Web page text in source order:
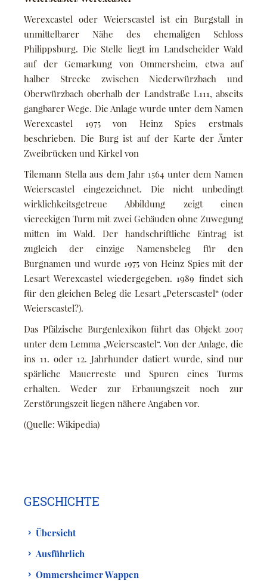
Werexcastel oder Weierscastel ist ein Burgstall in
unmittelbarer Nähe des ehemaligen Schloss
Philippsburg. Die Stelle liegt im Landscheider Wald
auf der Gemarkung von Ommersheim, etwa auf
halber Strecke zwischen Niederwürzbach und
Oberwürzbach oberhalb der Landstraße L111, abseits
gangbarer Wege. Die Anlage wurde unter dem Namen
Werexcastel 1975 von Heinz Spies erstmals
beschrieben. Die Burg ist auf der Karte der Ämter
Zweibrücken und Kirkel von
Tilemann Stella aus dem Jahr 1564 unter dem Namen
Weierscastel eingezeichnet. Die nicht unbedingt
wirklichkeitsgetreue Abbildung zeigt einen
viereckigen Turm mit zwei Gebäuden ohne Zuwegung
mitten im Wald. Der handschriftliche Eintrag ist
zugleich der einzige Namensbeleg für den
Burgnamen und wurde 1975 von Heinz Spies mit der
Lesart Werexcastel wiedergegeben. 1989 findet sich
für den gleichen Beleg die Lesart „Peterscastel“ (oder
Weierscastel?).
Das Pfälzische Burgenlexikon führt das Objekt 2007
unter dem Lemma „Weierscastel“. Von der Anlage, die
ins 11. oder 12. Jahrhunder datiert wurde, sind nur
spärliche Mauerreste und Spuren eines Turms
erhalten. Weder zur Erbauungszeit noch zur
Zerstörungszeit liegen nähere Angaben vor.
(Quelle: Wikipedia)
GESCHICHTE
Übersicht
Ausführlich
Ommersheimer Wappen